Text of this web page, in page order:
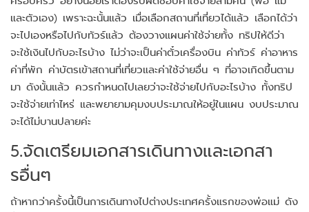
และตัวเอง) เพราะฉะนั้นแล้ว เมื่อเลือกสถานที่เที่ยวได้แล้ว เลือกได้ว่า
จะไปเองหรือไปกับทัวร์แล้ว ต้องวางแผนค่าใช้จ่ายทั้ง ทริปให้ดีว่า
จะใช้เงินไปกับอะไรบ้าง ไม่ว่าจะเป็นค่าตั๋วเครื่องบิน ค่าทัวร์ ค่าอาหาร
ค่าที่พัก ค่าบัตรเข้าสถานที่เที่ยวและค่าใช้จ่ายอื่น ๆ ที่อาจเกิดขึ้นตาม
มา ดังนั้นแล้ว ควรกำหนดไปเลยว่าจะใช้จ่ายไปกับอะไรบ้าง ทั้งทริป
จะใช้จ่ายเท่าไหร่ และพยายามคุมงบประมาณให้อยู่ในแผน งบประมาณ
จะได้ไม่บานปลายค่ะ
5.จัดเตรียมเอกสารเดินทางและเอกสา
รอื่นๆ
ถ้าหากว่าครั้งนี้เป็นการเดินทางไปต่างประเทศครั้งแรกของพ่อแม่ ดัง